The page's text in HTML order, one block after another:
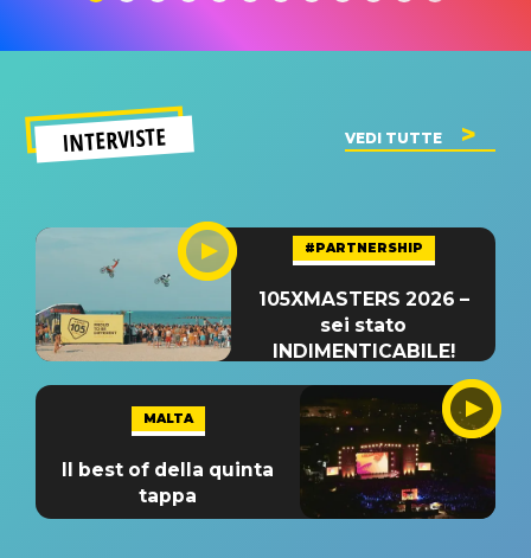
INTERVISTE VEDI TUTTE
#PARTNERSHIP
105XMASTERS 2026 –
sei stato
INDIMENTICABILE!
MALTA
Il best of della quinta
tappa